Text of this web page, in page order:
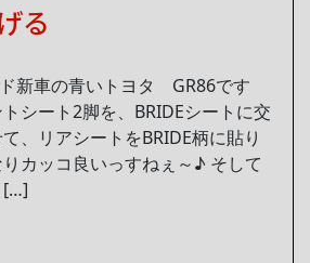
る
新車の青いトヨタ GR86です
シート2脚を、BRIDEシートに交
、リアシートをBRIDE柄に貼り
カッコ良いっすねぇ～♪ そして
[…]